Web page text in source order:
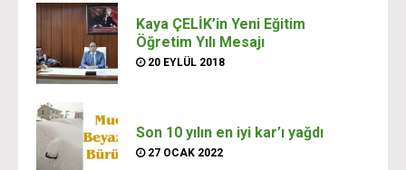
Kaya ÇELİK’in Yeni Eğitim
Öğretim Yılı Mesajı
20 EYLÜL 2018
Son 10 yılın en iyi kar’ı yağdı
27 OCAK 2022